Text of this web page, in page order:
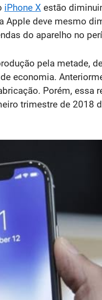
iPhone X estão
Apple deve mesmo
do aparelho no
pela metade,
economia.
Porém, essa
trimestre de 2018